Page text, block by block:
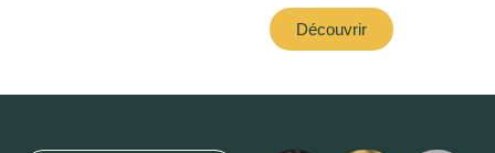
Découvrir